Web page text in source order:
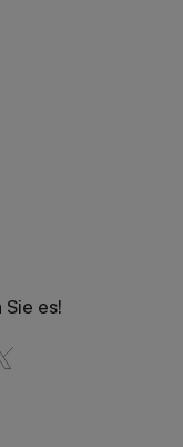
Sie es!